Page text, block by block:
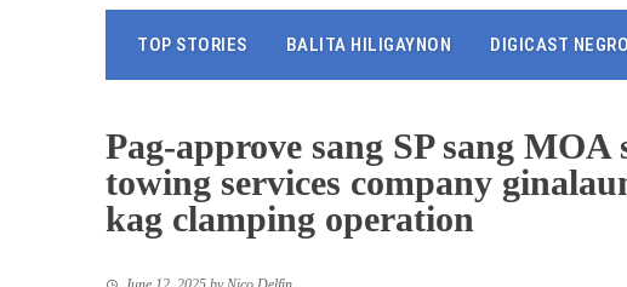
TOP STORIES BALITA HILIGAYNON DIGICAST
Pag-approve sang SP sang
towing services company
kag clamping operation